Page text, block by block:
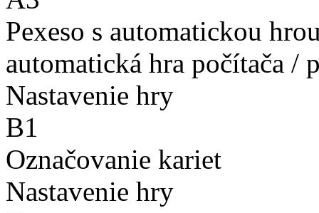
Pexeso s automatickou
automatická hra počítača /
Nastavenie hry
B1
Označovanie kariet
Nastavenie hry